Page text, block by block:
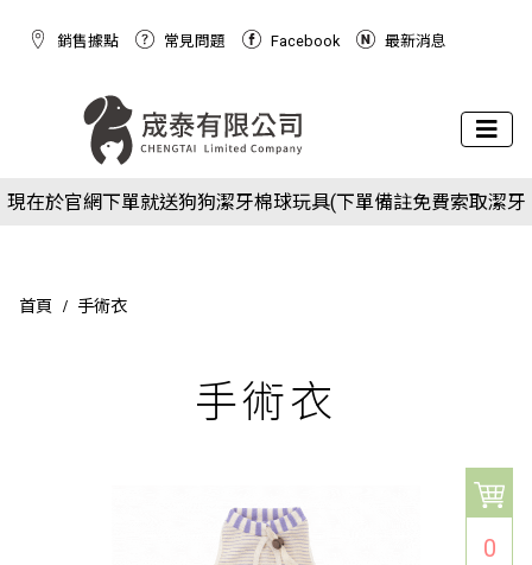
0
銷售據點 常見問題 Facebook 最新消息
博覽會
現在於官網下單就送狗狗潔牙棉球玩具(下單備註免費索取潔牙
首頁 手術衣
手術衣